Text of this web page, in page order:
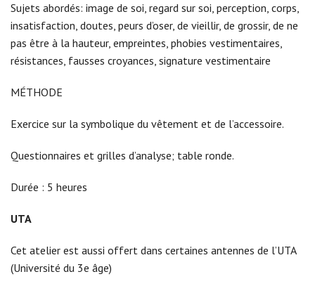
Sujets abordés: image de soi, regard sur soi, perception, corps,
insatisfaction, doutes, peurs d’oser, de vieillir, de grossir, de ne
pas être à la hauteur, empreintes, phobies vestimentaires,
résistances, fausses croyances, signature vestimentaire
MÉTHODE
Exercice sur la symbolique du vêtement et de l’accessoire.
Questionnaires et grilles d’analyse; table ronde.
Durée : 5 heures
UTA
Cet atelier est aussi offert dans certaines antennes de l’UTA
(Université du 3e âge)